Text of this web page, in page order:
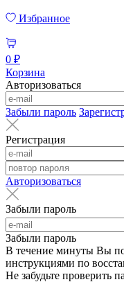
Избранное
0 ₽
Корзина
Авторизоваться
Забыли пароль
Регистрация
Авторизоваться
Забыли пароль
Забыли пароль
В течение минуты Вы
инструкциями по
Не забудьте проверить